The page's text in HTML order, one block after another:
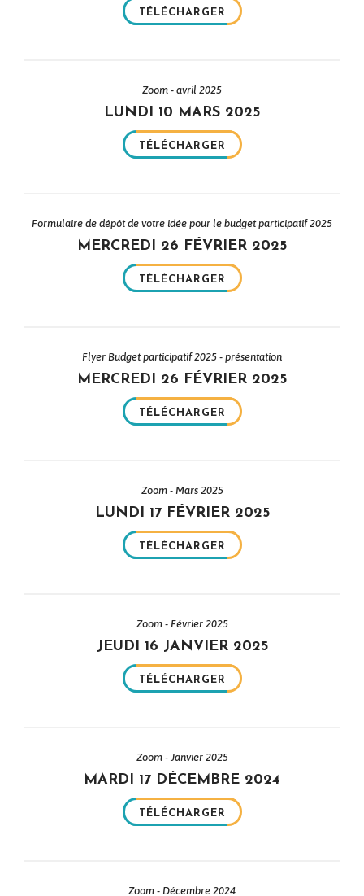
TÉLÉCHARGER
Zoom - avril 2025
LUNDI 10 MARS 2025
TÉLÉCHARGER
Formulaire de dépôt de votre idée pour le budget participatif 2025
MERCREDI 26 FÉVRIER 2025
TÉLÉCHARGER
Flyer Budget participatif 2025 - présentation
MERCREDI 26 FÉVRIER 2025
TÉLÉCHARGER
Zoom - Mars 2025
LUNDI 17 FÉVRIER 2025
TÉLÉCHARGER
Zoom - Février 2025
JEUDI 16 JANVIER 2025
TÉLÉCHARGER
Zoom - Janvier 2025
MARDI 17 DÉCEMBRE 2024
TÉLÉCHARGER
Zoom - Décembre 2024